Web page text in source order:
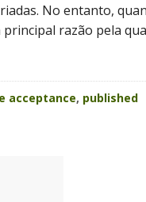
No entanto,
razão pela
acceptance, published